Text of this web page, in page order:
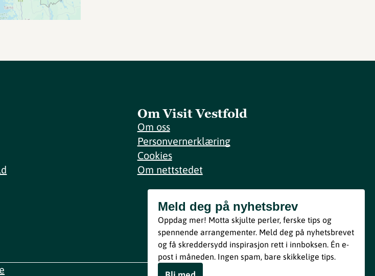
Om Visit Vestfold
Om oss
Personvernerklæring
Cookies
Om nettstedet
Meld deg på nyhetsbrev
Bli med
Ved å melde deg inn godtar du våre vilkår i henhold til vår
personvernerklæring.
Meld deg på nyhetsbrev
Oppdag mer! Motta skjulte perler, ferske tips og
spennende arrangementer. Meld deg på nyhetsbrevet
og få skreddersydd inspirasjon rett i innboksen. Én e-
post i måneden. Ingen spam, bare skikkelige tips.